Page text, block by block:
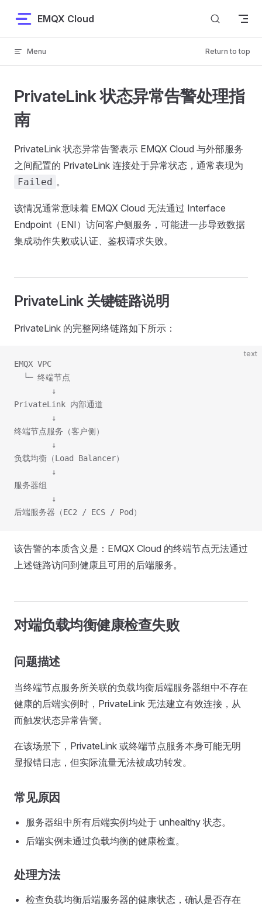
Skip to content
EMQX Cloud
Menu Return to top
PrivateLink 状态异常告警处理指
南
PrivateLink 状态异常告警表示 EMQX Cloud 与外部服务
之间配置的 PrivateLink 连接处于异常状态，通常表现为
Failed 。
该情况通常意味着 EMQX Cloud 无法通过 Interface
Endpoint（ENI）访问客户侧服务，可能进一步导致数据
集成动作失败或认证、鉴权请求失败。
PrivateLink 关键链路说明
PrivateLink 的完整网络链路如下所示：
text
EMQX VPC
  └─ 终端节点
        ↓
PrivateLink 内部通道
        ↓
终端节点服务（客户侧）
        ↓
负载均衡（Load Balancer）
        ↓
服务器组
        ↓
后端服务器（EC2 / ECS / Pod）
该告警的本质含义是：EMQX Cloud 的终端节点无法通过
上述链路访问到健康且可用的后端服务。
对端负载均衡健康检查失败
问题描述
当终端节点服务所关联的负载均衡后端服务器组中不存在
健康的后端实例时，PrivateLink 无法建立有效连接，从
而触发状态异常告警。
在该场景下，PrivateLink 或终端节点服务本身可能无明
显报错日志，但实际流量无法被成功转发。
常见原因
服务器组中所有后端实例均处于 unhealthy 状态。
后端实例未通过负载均衡的健康检查。
处理方法
检查负载均衡后端服务器的健康状态，确认是否存在